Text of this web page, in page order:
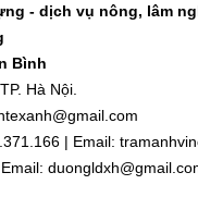
- dịch vụ nông, lâm
Bình
Hà Nội.
| Email: